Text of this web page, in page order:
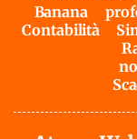
Banana
Contabilità